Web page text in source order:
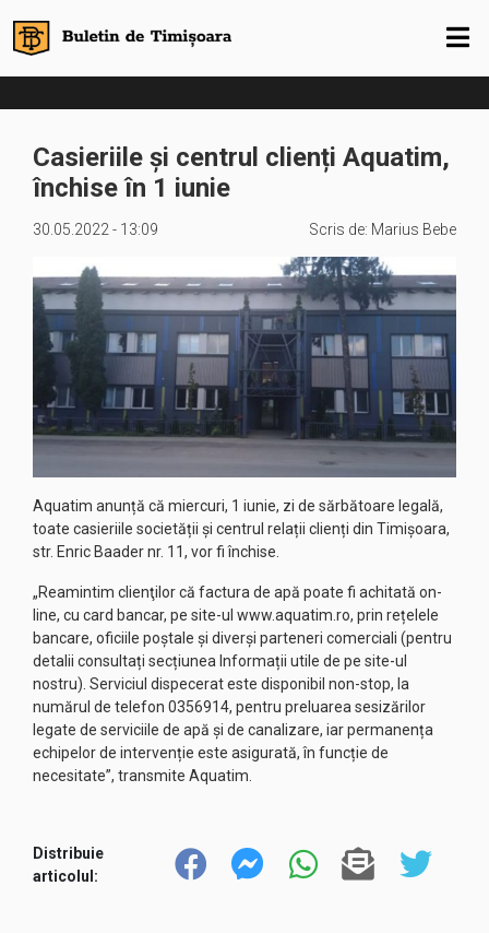
Casieriile și centrul clienți Aquatim,
închise în 1 iunie
30.05.2022 - 13:09 Scris de: Marius Bebe
Aquatim anunță că miercuri, 1 iunie, zi de sărbătoare legală,
toate casieriile societății și centrul relații clienți din Timișoara,
str. Enric Baader nr. 11, vor fi închise.
„Reamintim clienţilor că factura de apă poate fi achitată on-
line, cu card bancar, pe site-ul www.aquatim.ro, prin rețelele
bancare, oficiile poștale și diverși parteneri comerciali (pentru
detalii consultați secțiunea Informații utile de pe site-ul
nostru). Serviciul dispecerat este disponibil non-stop, la
numărul de telefon 0356914, pentru preluarea sesizărilor
legate de serviciile de apă și de canalizare, iar permanența
echipelor de intervenție este asigurată, în funcție de
necesitate”, transmite Aquatim.
Distribuie
articolul: